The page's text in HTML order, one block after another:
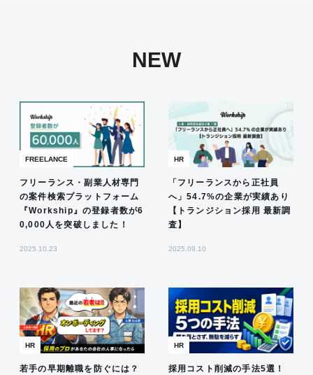
NEW
FREELANCE
フリーランス・副業人材専門
の案件検索プラットフォーム
『Workship』の登録者数が6
0,000人を突破しました！
2025.10.23
HR
「フリーランスから正社員
へ」54.7%の企業が実績あり
【トランジション採用 最新調
査】
2025.09.10
HR
若手の早期離職を防ぐには？
HR
採用コスト削減の手法5選！